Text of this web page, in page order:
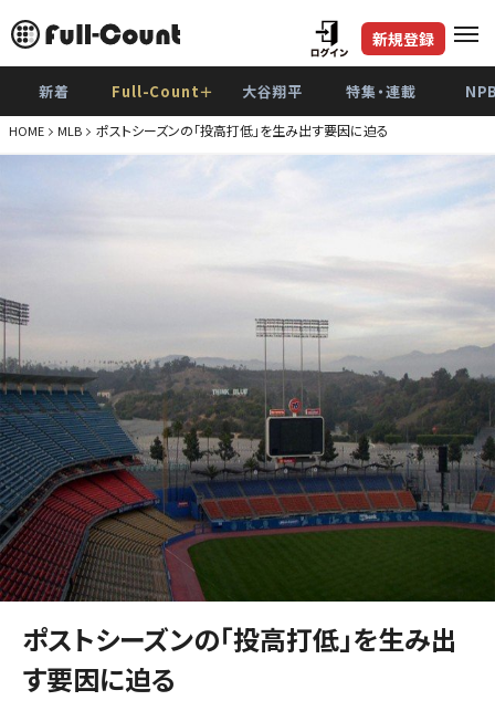
新規登録
新着 Full-Count＋ 大谷翔平 特集・連載
HOME MLB ポストシーズンの「投高打低」を生み出す要因に迫る
ポストシーズンの「投高打低」を生み出
す要因に迫る